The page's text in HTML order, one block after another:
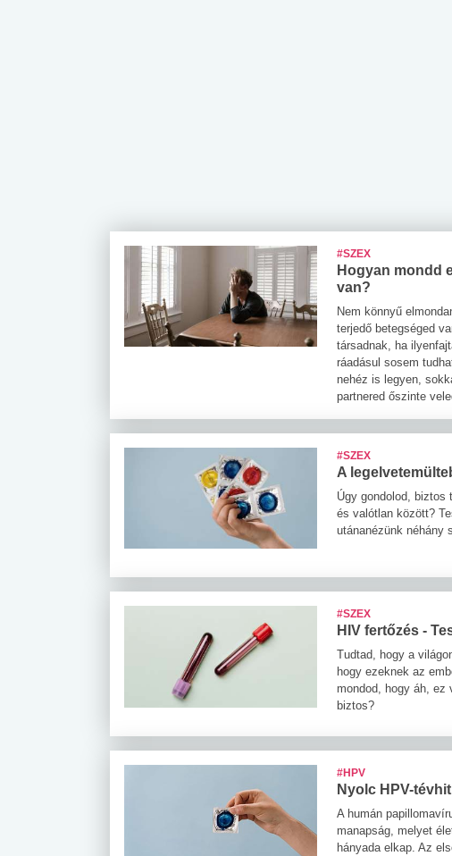
#SZEX
Hogyan mondd
van?
Nem könnyű
terjedő betegséged
társadnak, ha
ráadásul sosem
nehéz is legyen,
partnered őszinte
#SZEX
A
Úgy gondolod, biztos
és valótlan között?
utánanézünk néhány
#SZEX
HIV fertőzés -
Tudtad, hogy a
hogy ezeknek az
mondod, hogy áh, ez
biztos?
#HPV
Nyolc HPV-tévhit
A humán
manapság, melyet
hányada elkap. Az
Mekkora az ökológiai
lábnyomod?
Elsősegély
tudásteszt